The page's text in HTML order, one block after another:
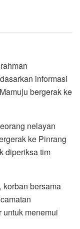
informasi
bergerak ke
nelayan
ke Pinrang
diperiksa tim
bersama
untuk menemui